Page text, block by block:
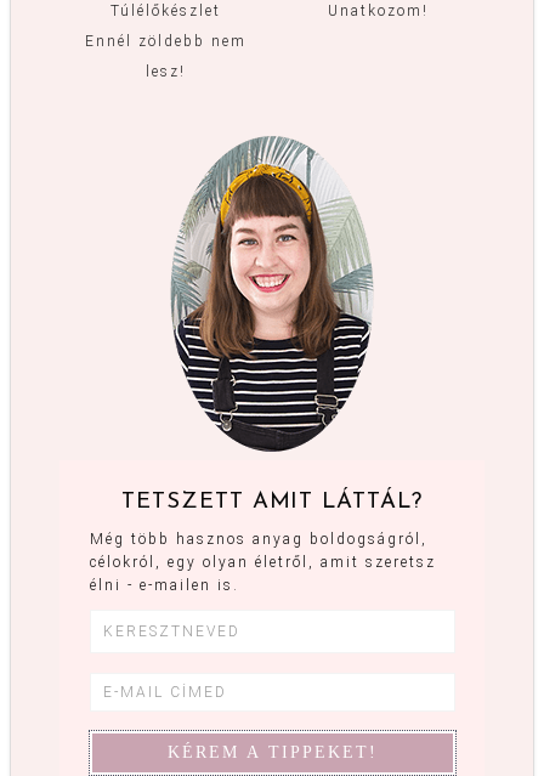
Túlélőkészlet
Ennél zöldebb nem
lesz!
Unatkozom!
TETSZETT AMIT LÁTTÁL?
Még több hasznos anyag boldogságról,
célokról, egy olyan életről, amit szeretsz
élni - e-mailen is.